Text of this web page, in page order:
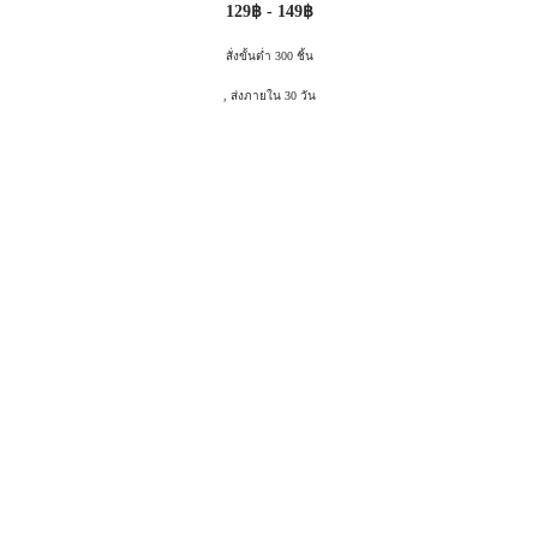
129฿ - 149฿
สั่งขั้นต่ำ 300 ชิ้น
, ส่งภายใน 30 วัน